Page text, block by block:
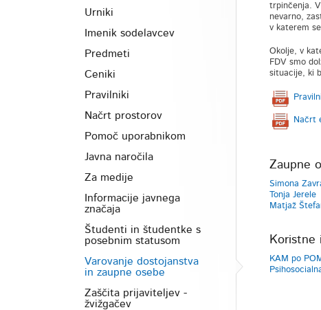
Urniki
Imenik sodelavcev
Predmeti
Ceniki
Pravilniki
Načrt prostorov
Pomoč uporabnikom
Javna naročila
Za medije
Informacije javnega
značaja
Študenti in študentke s
posebnim statusom
Varovanje dostojanstva
in zaupne osebe
Zaščita prijaviteljev -
žvižgačev
trpinčenja.
nevarno,
v katerem
Okolje, v
FDV smo
situacije, ki
Načrt
Zaupne
Simona
Tonja Jerele
Matjaž
Koristne
KAM po